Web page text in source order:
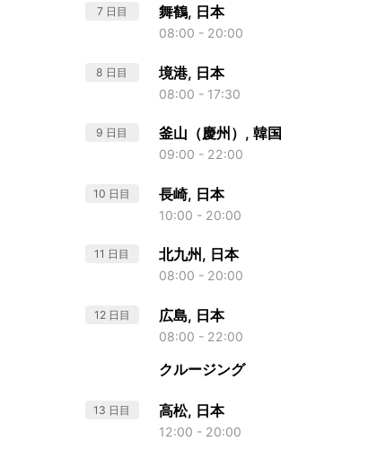
7 日目 舞鶴, 日本
08:00 - 20:00
8 日目 境港, 日本
08:00 - 17:30
9 日目 釜山（慶州）, 韓国
09:00 - 22:00
10 日目 長崎, 日本
10:00 - 20:00
11 日目 北九州, 日本
08:00 - 20:00
12 日目 広島, 日本
08:00 - 22:00
クルージング
13 日目 高松, 日本
12:00 - 20:00